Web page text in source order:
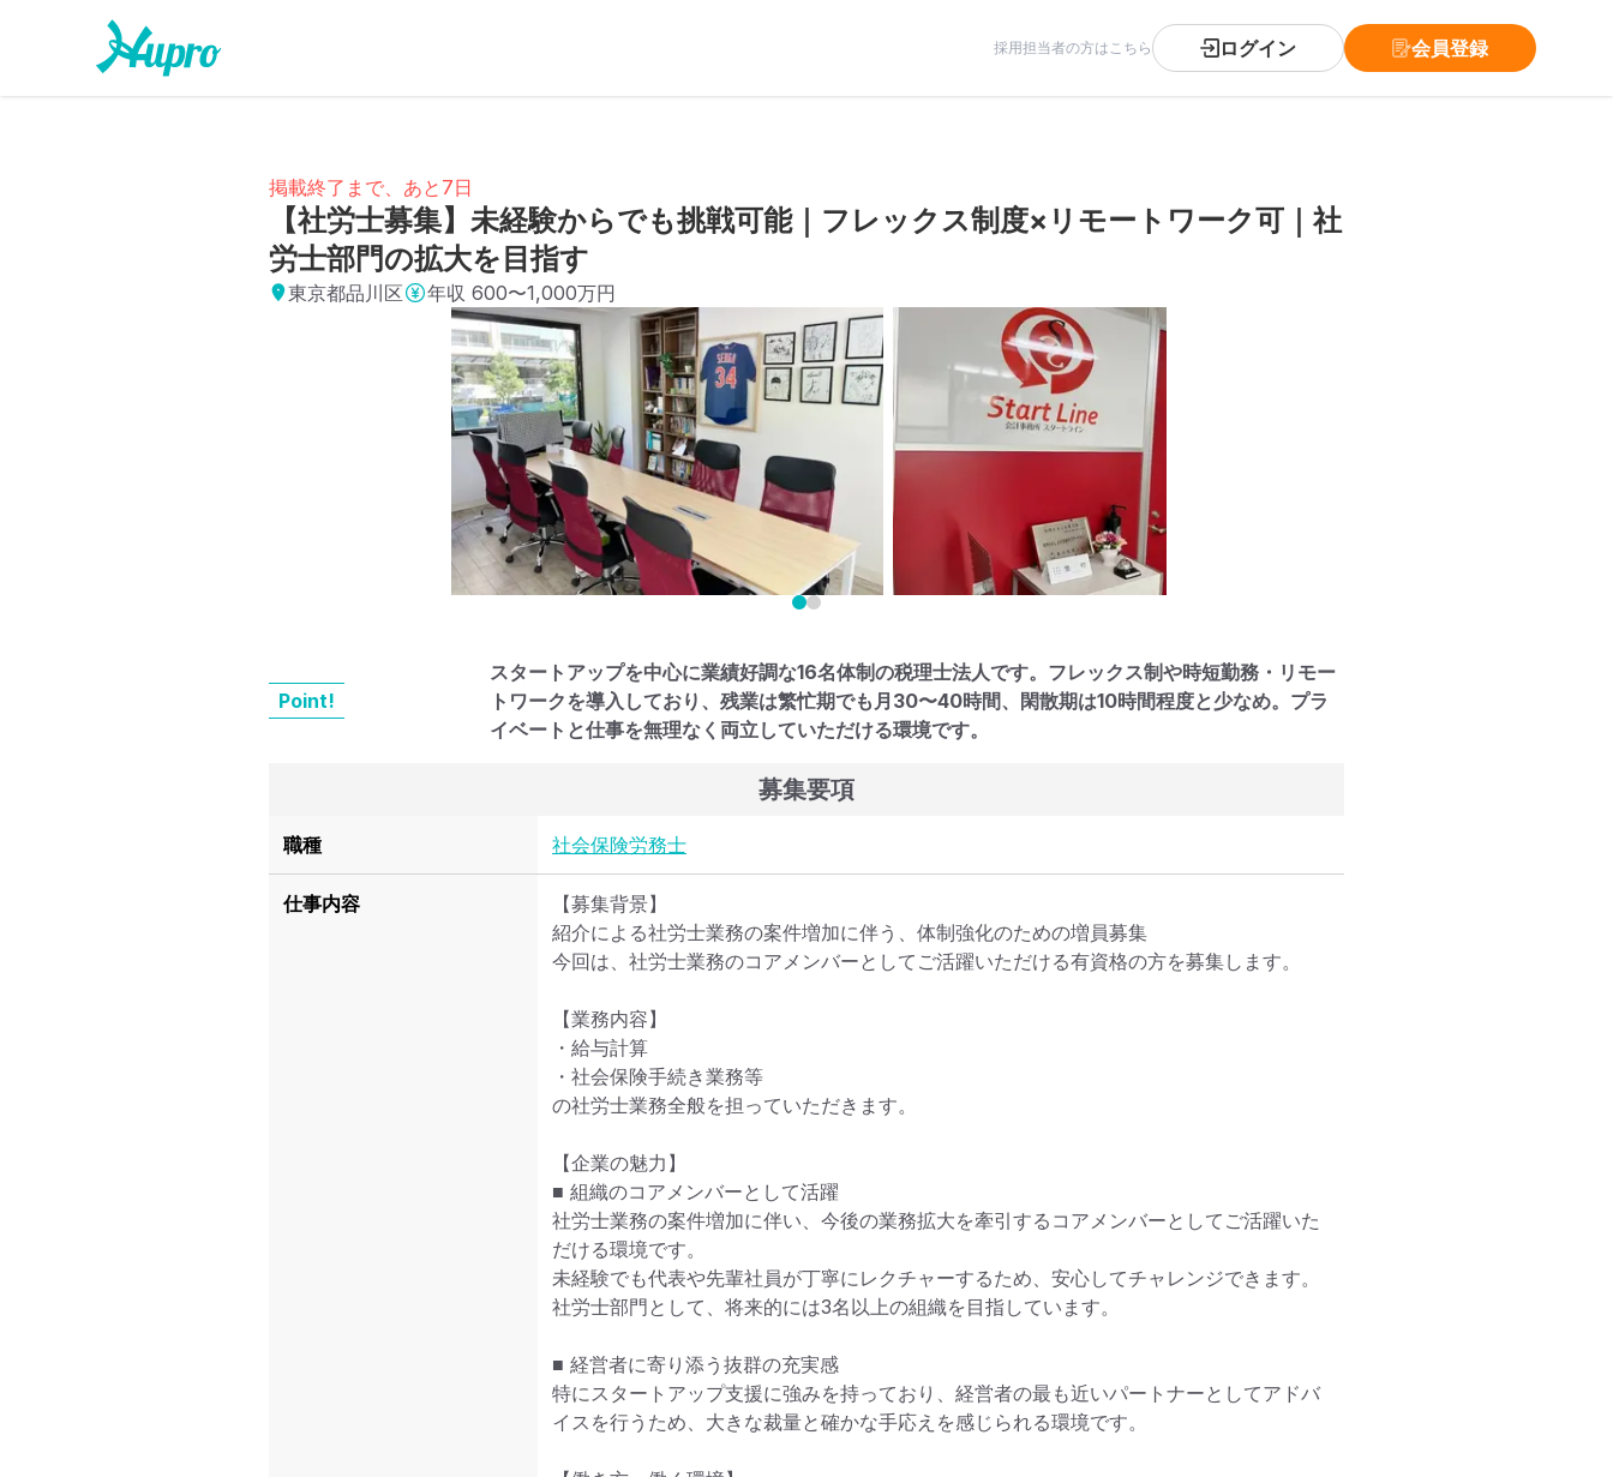
採用担当者の方はこちら ログイン 会員登録
掲載終了まで、あと7日
【社労士募集】未経験からでも挑戦可能｜フレックス制度×リモートワーク可｜社
労士部門の拡大を目指す
東京都品川区 年収 600〜1,000万円
Point!
スタートアップを中心に業績好調な16名体制の税理士法人です。フレックス制や時短勤務・リモー
トワークを導入しており、残業は繁忙期でも月30〜40時間、閑散期は10時間程度と少なめ。プラ
イベートと仕事を無理なく両立していただける環境です。
募集要項
職種 社会保険労務士
仕事内容
【募集背景】
紹介による社労士業務の案件増加に伴う、体制強化のための増員募集
今回は、社労士業務のコアメンバーとしてご活躍いただける有資格の方を募集します。
【業務内容】
・給与計算
・社会保険手続き業務等
の社労士業務全般を担っていただきます。
【企業の魅力】
■ 組織のコアメンバーとして活躍
社労士業務の案件増加に伴い、今後の業務拡大を牽引するコアメンバーとしてご活躍いた
だける環境です。
未経験でも代表や先輩社員が丁寧にレクチャーするため、安心してチャレンジできます。
社労士部門として、将来的には3名以上の組織を目指しています。
■ 経営者に寄り添う抜群の充実感
特にスタートアップ支援に強みを持っており、経営者の最も近いパートナーとしてアドバ
イスを行うため、大きな裁量と確かな手応えを感じられる環境です。